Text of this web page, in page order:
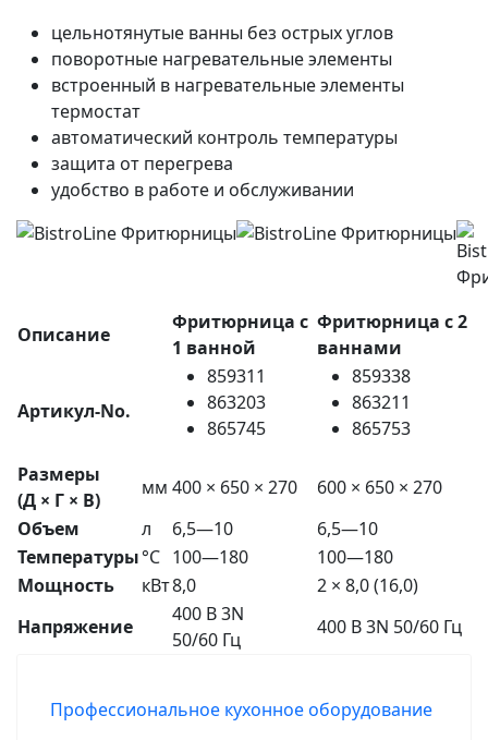
цельнотянутые ванны без острых углов
поворотные нагревательные элементы
встроенный в нагревательные элементы
термостат
автоматический контроль температуры
защита от перегрева
удобство в работе и обслуживании
Описание
Фритюрница с
1 ванной
Фритюрница с 2
ваннами
Артикул-No.
859311
863203
865745
859338
863211
865753
Размеры
(Д × Г × В)
мм 400 × 650 × 270
600 × 650 × 270
Объем
л 6,5—10
6,5—10
Температуры°C 100—180
100—180
Мощность
кВт8,0
2 × 8,0 (16,0)
Напряжение
400 В 3N
50/60 Гц
400 В 3N 50/60 Гц
Профессиональное кухонное оборудование